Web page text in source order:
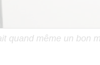
quand même un bon